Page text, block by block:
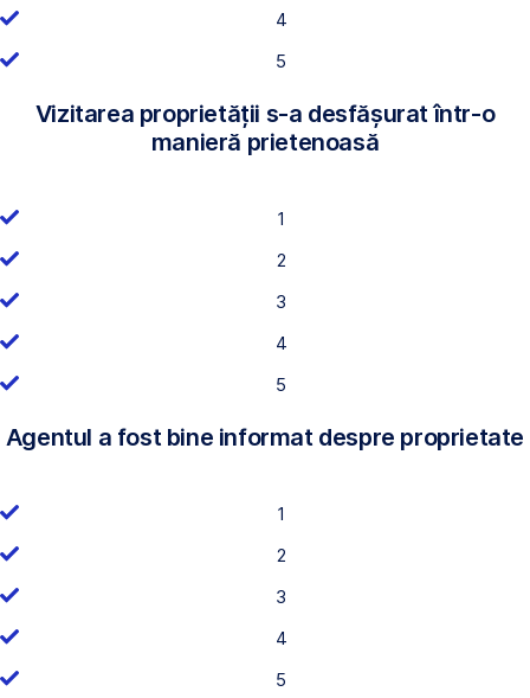
4
5
Vizitarea proprietății s-a desfășurat într-o
manieră prietenoasă
1
2
3
4
5
Agentul a fost bine informat despre proprietate
1
2
3
4
5